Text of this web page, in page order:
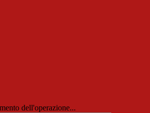
dell'operazione...